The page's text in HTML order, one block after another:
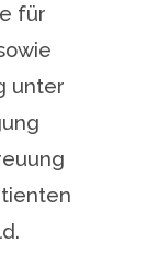
für
unter